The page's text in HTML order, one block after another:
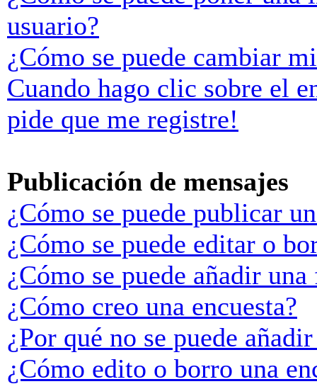
usuario?
¿Cómo se puede cambiar
Cuando hago clic sobre el
pide que me registre!
Publicación de mensajes
¿Cómo se puede publicar
¿Cómo se puede editar o
¿Cómo se puede añadir
¿Cómo creo una encuesta?
¿Por qué no se puede
¿Cómo edito o borro una